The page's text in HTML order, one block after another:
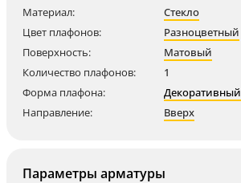
Материал:
Стекло
Цвет плафонов:
Разноцветный
Поверхность:
Матовый
Количество плафонов:
1
Форма плафона:
Декоративный
Направление:
Вверх
Параметры арматуры